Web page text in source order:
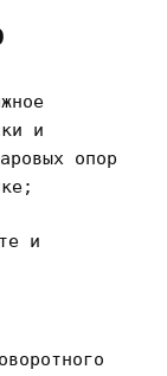
и
опор
и